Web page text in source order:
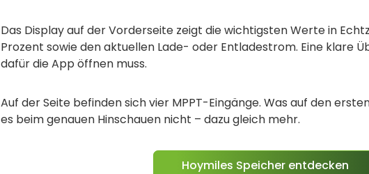
Das Display auf der Vorderseite zeigt die wichtigsten Werte in
Prozent sowie den aktuellen Lade- oder Entladestrom. Eine klare
dafür die App öffnen muss.
Auf der Seite befinden sich vier MPPT-Eingänge. Was auf den
es beim genauen Hinschauen nicht – dazu gleich mehr.
Hoymiles Speicher entdecken